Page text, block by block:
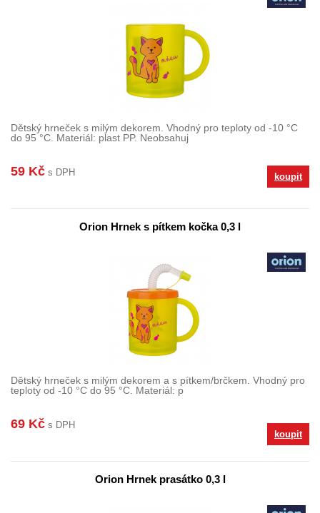
Dětský hrneček s milým dekorem. Vhodný pro teploty od -10 °C
do 95 °C. Materiál: plast PP. Neobsahuj
59 Kč s DPH koupit
Orion Hrnek s pítkem kočka 0,3 l
Dětský hrneček s milým dekorem a s pítkem/brčkem. Vhodný pro
teploty od -10 °C do 95 °C. Materiál: p
69 Kč s DPH
koupit
Orion Hrnek prasátko 0,3 l